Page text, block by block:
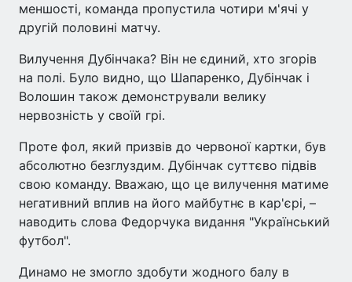
меншості, команда пропустила чотири м'ячі у
другій половині матчу.
Вилучення Дубінчака? Він не єдиний, хто згорів
на полі. Було видно, що Шапаренко, Дубінчак і
Волошин також демонстрували велику
нервозність у своїй грі.
Проте фол, який призвів до червоної картки, був
абсолютно безглуздим. Дубінчак суттєво підвів
свою команду. Вважаю, що це вилучення матиме
негативний вплив на його майбутнє в кар'єрі, –
наводить слова Федорчука видання "Український
футбол".
Динамо не змогло здобути жодного балу в